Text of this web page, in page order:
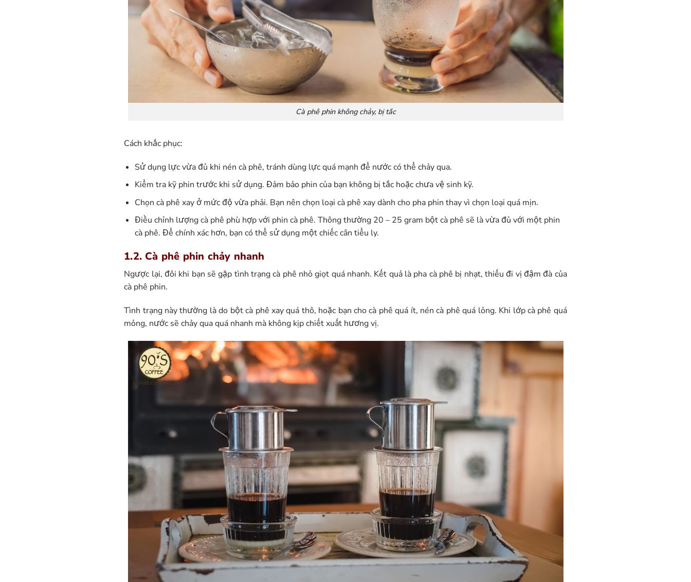
Cà phê phin không chảy, bị tắc
Cách khắc phục:
Sử dụng lực vừa đủ khi nén cà phê, tránh dùng lực quá mạnh để nước có thể chảy qua.
Kiểm tra kỹ phin trước khi sử dụng. Đảm bảo phin của bạn không bị tắc hoặc chưa vệ sinh kỹ.
Chọn cà phê xay ở mức độ vừa phải. Bạn nên chọn loại cà phê xay dành cho pha phin thay vì chọn loại quá mịn.
Điều chỉnh lượng cà phê phù hợp với phin cà phê. Thông thường 20 – 25 gram bột cà phê sẽ là vừa đủ với một phin
cà phê. Để chính xác hơn, bạn có thể sử dụng một chiếc cân tiểu ly.
1.2. Cà phê phin chảy nhanh
Ngược lại, đôi khi bạn sẽ gặp tình trạng cà phê nhỏ giọt quá nhanh. Kết quả là pha cà phê bị nhạt, thiếu đi vị đậm đà của
cà phê phin.
Tình trạng này thường là do bột cà phê xay quá thô, hoặc bạn cho cà phê quá ít, nén cà phê quá lỏng. Khi lớp cà phê quá
mỏng, nước sẽ chảy qua quá nhanh mà không kịp chiết xuất hương vị.